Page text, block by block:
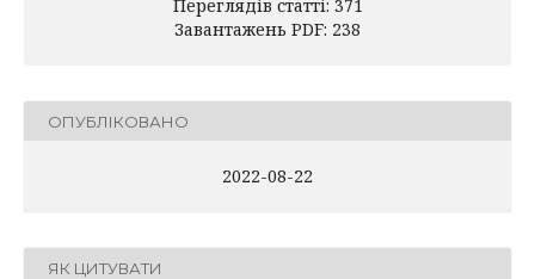
Переглядів статті: 371
Завантажень PDF: 238
ОПУБЛІКОВАНО
2022-08-22
ЯК ЦИТУВАТИ